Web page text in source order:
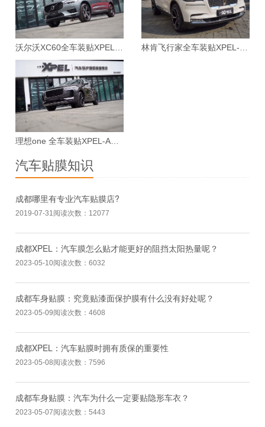
汽车贴膜知识
成都哪里有专业汽车贴膜店?
2019-07-31 阅读次数：12077
成都XPEL：汽车膜怎么贴才能更好的阻挡太阳热量呢？
2023-05-10阅读次数：6032
成都车身贴膜：究竟贴漆面保护膜有什么没有好处呢？
2023-05-09阅读次数：4608
成都XPEL：汽车贴膜时拥有质保的重要性
2023-05-08阅读次数：7596
成都车身贴膜：汽车为什么一定要贴隐形车衣？
2023-05-07阅读次数：5443